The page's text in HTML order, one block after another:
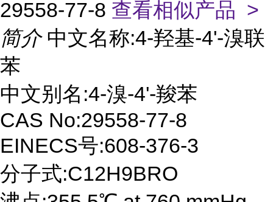
29558-77-8 查看相似产品 >
简介 中文名称:4-羟基-4'-溴联
苯
中文别名:4-溴-4'-羧苯
CAS No:29558-77-8
EINECS号:608-376-3
分子式:C12H9BRO